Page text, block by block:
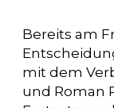
Bereits am
mit dem
und Roman